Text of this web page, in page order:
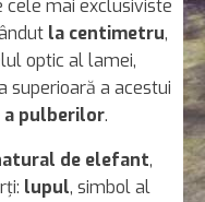
cele mai exclusiviste
la centimetru,
optic al lamei,
a acestui
pulberilor.
de elefant,
lupul, simbol al